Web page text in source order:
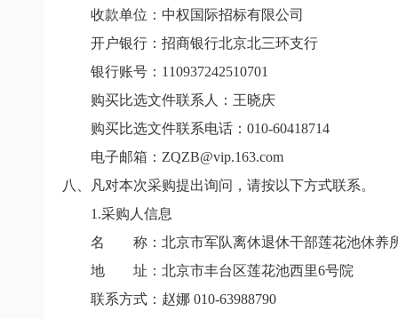
收款单位：中权国际招标有限公司
开户银行：招商银行北京北三环支行
银行账号： 110937242510701
购买比选文件联系人：王晓庆
购买比选文件联系电话： 010-60418714
电子邮箱： ZQZB@vip.163.com
八、凡对本次采购提出询问，请按以下方式联系。
1.采购人信息
名 称：北京市军队离休退休干部莲花池休养
地 址：北京市丰台区莲花池西里6号院
联系方式：赵娜 010-63988790